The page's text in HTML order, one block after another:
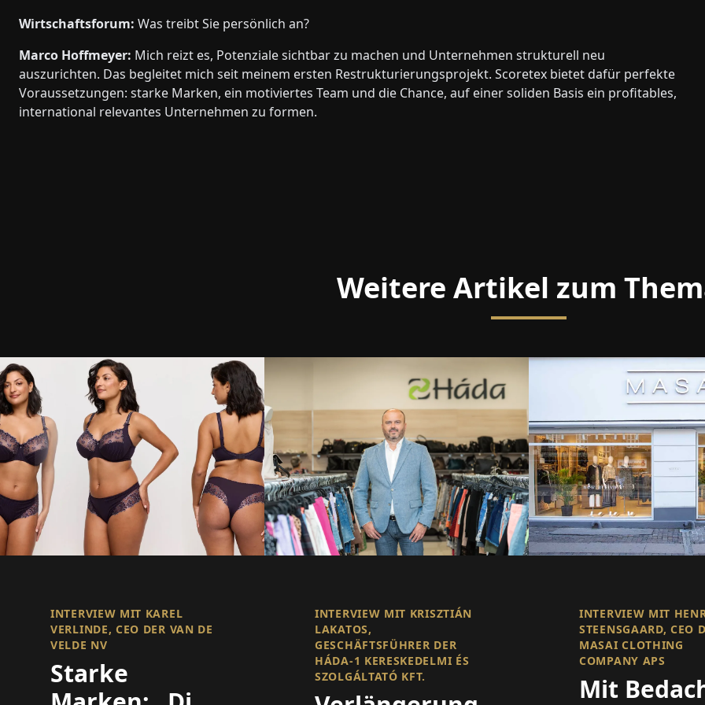
Wirtschaftsforum: Was treibt Sie persönlich an?
Marco Hoffmeyer: Mich reizt es, Potenziale sichtbar zu machen und Unternehmen strukturell neu
auszurichten. Das begleitet mich seit meinem ersten Restrukturierungsprojekt. Scoretex bietet dafür perfekte
Voraussetzungen: starke Marken, ein motiviertes Team und die Chance, auf einer soliden Basis ein profitables,
international relevantes Unternehmen zu formen.
Weitere Artikel zum
INTERVIEW MIT KAREL
VERLINDE, CEO DER VAN DE
VELDE NV
Starke
INTERVIEW MIT KRISZTIÁN
LAKATOS,
GESCHÄFTSFÜHRER DER
HÁDA-1 KERESKEDELMI ÉS
SZOLGÁLTATÓ KFT.
INTERVIEW MIT
STEENSGAARD, CEO
MASAI CLOTHING
COMPANY APS
Mit